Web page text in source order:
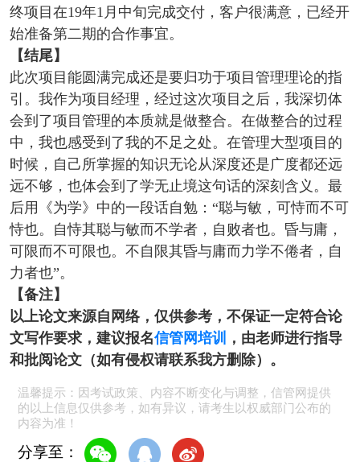
终项目在19年1月中旬完成交付，客户很满意，已经开
始准备第二期的合作事宜。
【结尾】
此次项目能圆满完成还是要归功于项目管理理论的指
引。我作为项目经理，经过这次项目之后，我深切体
会到了项目管理的本质就是做整合。在做整合的过程
中，我也感受到了我的不足之处。在管理大型项目的
时候，自己所掌握的知识无论从深度还是广度都还远
远不够，也体会到了学无止境这句话的深刻含义。最
后用《为学》中的一段话自勉：“聪与敏，可恃而不可
恃也。自恃其聪与敏而不学者，自败者也。昏与庸，
可限而不可限也。不自限其昏与庸而力学不倦者，自
力者也”。
【备注】
以上论文来源自网络，仅供参考，不保证一定符合论
文写作要求，建议报名信管网培训
，由老师进行指导
和批阅论文（如有侵权请联系我方删除）。
温馨提示：因考试政策、内容不断变化与调整，信管网提供
的以上信息仅供参考，如有异议，请考生以权威部门公布的
内容为准！
分享至：